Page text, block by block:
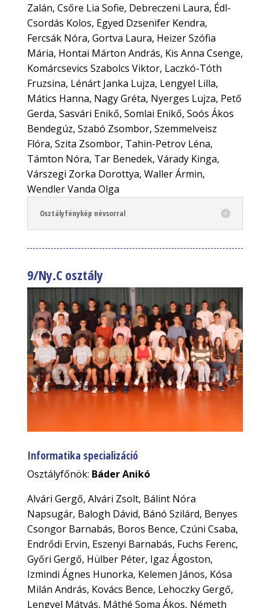
Zalán, Csőre Lia Sofie, Debreczeni Laura, Édl-
Csordás Kolos, Egyed Dzsenifer Kendra,
Fercsák Nóra, Gortva Laura, Heizer Szófia
Mária, Hontai Márton András, Kis Anna Csenge,
Komárcsevics Szabolcs Viktor, Laczkó-Tóth
Fruzsina, Lénárt Janka Lujza, Lengyel Lilla,
Mátics Hanna, Nagy Gréta, Nyerges Lujza, Pető
Gerda, Sasvári Enikő, Somlai Enikő, Soós Ákos
Bendegúz, Szabó Zsombor, Szemmelveisz
Flóra, Szita Zsombor, Tahin-Petrov Léna,
Támton Nóra, Tar Benedek, Várady Kinga,
Várszegi Zorka Dorottya, Waller Ármin,
Wendler Vanda Olga
Osztályfénykép névsorral
9/Ny.C osztály
Informatika specializáció
Osztályfőnök: Báder Anikó
Alvári Gergő, Alvári Zsolt, Bálint Nóra
Napsugár, Balogh Dávid, Bánó Szilárd, Benyes
Csongor Barnabás, Boros Bence, Czúni Csaba,
Endrődi Ervin, Eszenyi Barnabás, Fuchs Ferenc,
Győri Gergő, Hülber Péter, Igaz Ágoston,
Izmindi Ágnes Hunorka, Kelemen János, Kósa
Milán András, Kovács Bence, Lehoczky Gergő,
Lengyel Mátyás, Máthé Soma Ákos, Németh